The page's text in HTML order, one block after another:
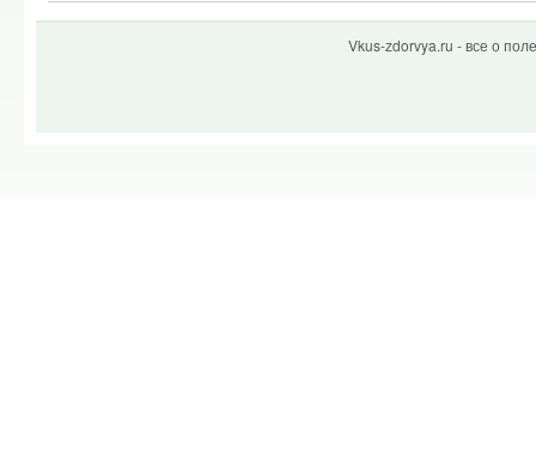
Vkus-zdorvya.ru - все о